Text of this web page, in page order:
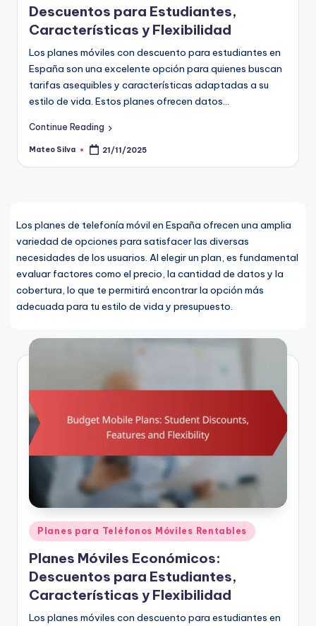
Descuentos para Estudiantes,
Características y Flexibilidad
Los planes móviles con descuento para estudiantes en
España son una excelente opción para quienes buscan
tarifas asequibles y características adaptadas a su
estilo de vida. Estos planes ofrecen datos…
Continue Reading
Posted
Mateo Silva 21/11/2025
Los planes de telefonía móvil en España ofrecen una amplia
variedad de opciones para satisfacer las diversas
necesidades de los usuarios. Al elegir un plan, es fundamental
evaluar factores como el precio, la cantidad de datos y la
cobertura, lo que te permitirá encontrar la opción más
adecuada para tu estilo de vida y presupuesto.
Posted
in
Planes para Teléfonos Móviles Rentables
Planes Móviles Económicos:
Descuentos para Estudiantes,
Características y Flexibilidad
Los planes móviles con descuento para estudiantes en